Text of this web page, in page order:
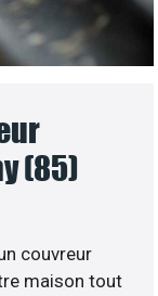
(85)
couvreur
maison tout